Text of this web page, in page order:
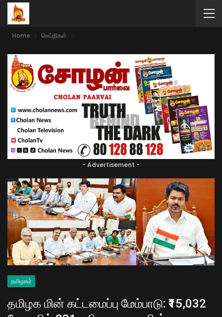
Home செய்திகள்
- Advertisement -
தமிழகம்
தமிழக மின் கட்டமைப்பு மேம்பாடு: ₹15,032